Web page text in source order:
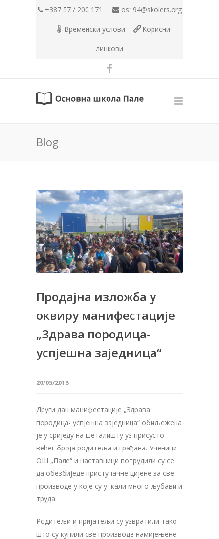
+387 57 / 200 171 os194@skolers.org
Временски услови Корисни
линкови
Blog
Продајна изложба у
оквиру манифестације
„Здрава породица-
успјешна заједница“
20/05/2018
Други дан манифестације „Здрава
породица- успјешна заједница“ обиљежена
је у сриједу на шеталишту уз присусто
већег броја родитеља и грађана. Ученици
ОШ „Пале“ и наставници потрудили су се
да обезбиједе приступачне цијене за све
производе у које су уткали много љубави и
труда.
Родитељи и пријатељи су узвратили тако
што су купили све производе намијењене